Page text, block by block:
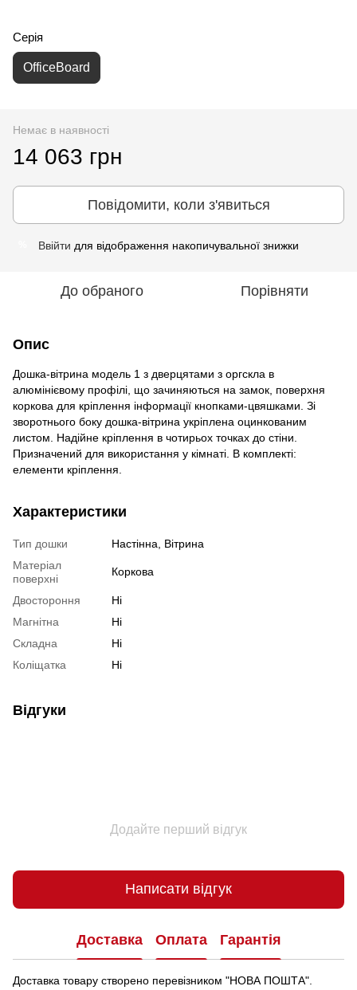
Серія
OfficeBoard
Немає в наявності
14 063 грн
Повідомити, коли з'явиться
Ввійти для відображення накопичувальної знижки
До обраного Порівняти
Опис
Дошка-вітрина модель 1 з дверцятами з оргскла в
алюмінієвому профілі, що зачиняються на замок, поверхня
коркова для кріплення інформації кнопками-цвяшками. Зі
зворотнього боку дошка-вітрина укріплена оцинкованим
листом. Надійне кріплення в чотирьох точках до стіни.
Призначений для використання у кімнаті. В комплекті:
елементи кріплення.
Характеристики
Тип дошки
Настінна, Вітрина
Матеріал
поверхні
Коркова
Двостороння
Ні
Магнітна
Ні
Складна
Ні
Коліщатка
Ні
Відгуки
Додайте перший відгук
Написати відгук
Доставка Оплата Гарантія
Доставка товару створено перевізником "НОВА ПОШТА".